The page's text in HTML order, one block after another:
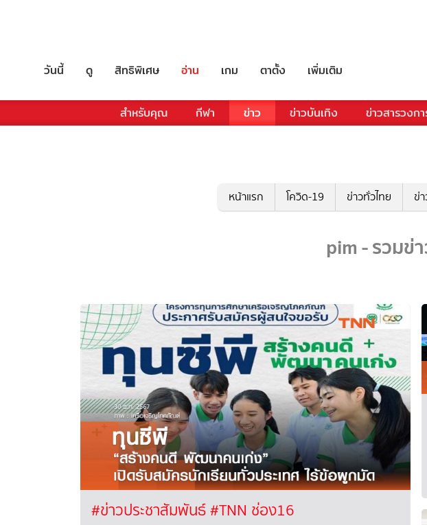
วันนี้ ดู สิทธิพิเศษ อ่าน เกม ตาตั้ง เพิ่มเติม
สำหรับคุณ กีฬา ข่าว ข่าวบันเทิง ข่าวสารวงก
หน้าแรก โควิด-19 ข่าวทั่วไทย ข่
pim - รวมข่
#ข่าวประชาสัมพันธ์#TNN ช่อง16